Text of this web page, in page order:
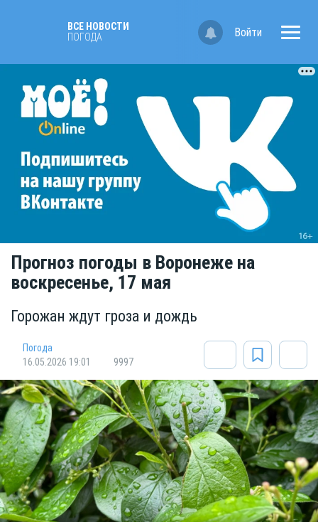
ВСЕ НОВОСТИ
ПОГОДА
Войти
Прогноз погоды в Воронеже на
воскресенье, 17 мая
Горожан ждут гроза и дождь
Погода
16.05.2026 19:01
9997